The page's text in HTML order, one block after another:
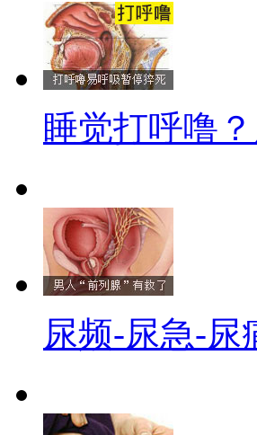
睡觉打呼噜
尿频-尿急-尿